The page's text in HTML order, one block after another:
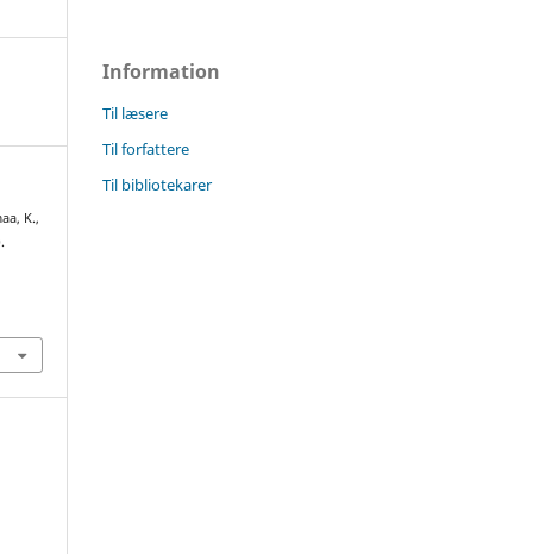
K.,
Information
Til læsere
Til forfattere
Til bibliotekarer